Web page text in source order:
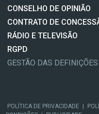
CONSELHO DE OPINIÃO
CONTRATO DE
RÁDIO E TELEVISÃO
RGPD
GESTÃO DAS
POLÍTICA DE PRIVACIDADE |